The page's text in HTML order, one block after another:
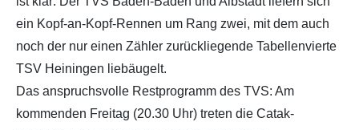
ein Kopf-an-Kopf-Rennen um Rang zwei, mit dem auch
noch der nur einen Zähler zurückliegende Tabellenvierte
TSV Heiningen liebäugelt.
Das anspruchsvolle Restprogramm des TVS: Am
kommenden Freitag (20.30 Uhr) treten die Catak-